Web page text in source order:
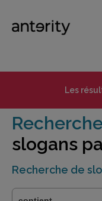
Les
slogans
Recherche de